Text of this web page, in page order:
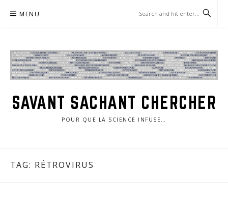
MENU
SAVANT SACHANT CHERCHER
POUR QUE LA SCIENCE INFUSE…
TAG: RÉTROVIRUS